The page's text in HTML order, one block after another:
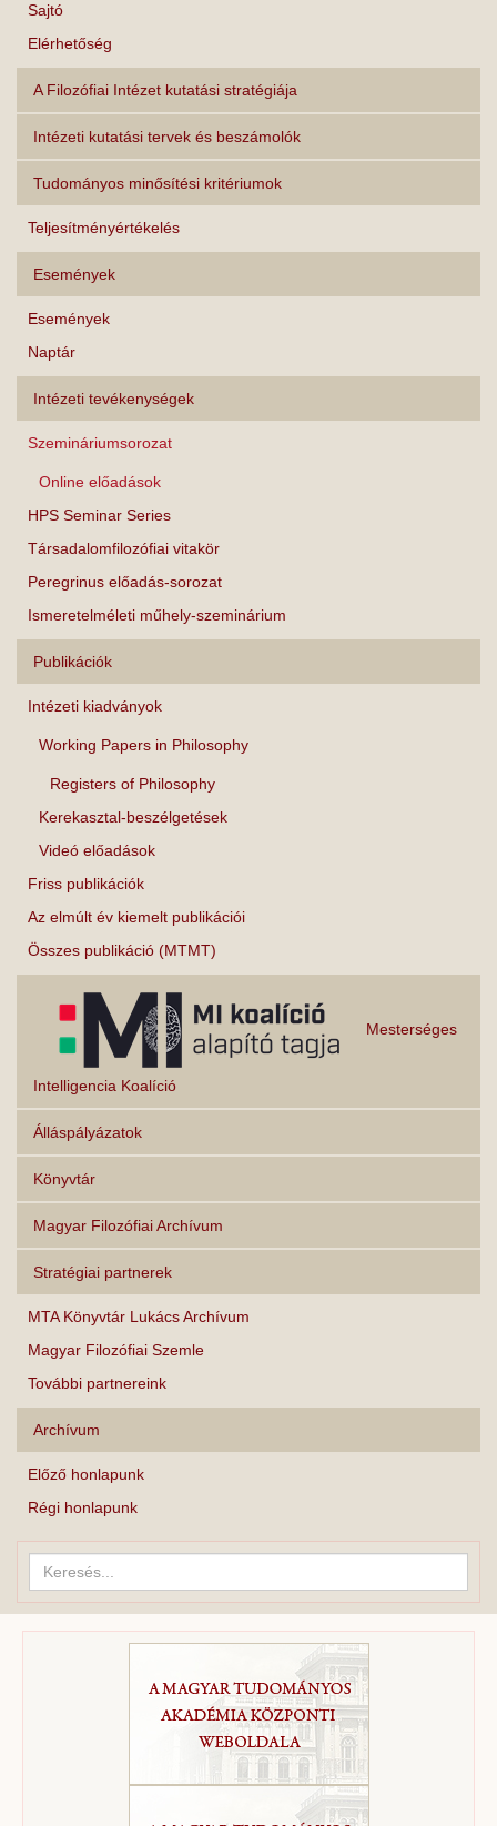
Sajtó
Elérhetőség
A Filozófiai Intézet kutatási stratégiája
Intézeti kutatási tervek és beszámolók
Tudományos minősítési kritériumok
Teljesítményértékelés
Események
Események
Naptár
Intézeti tevékenységek
Szemináriumsorozat
Online előadások
HPS Seminar Series
Társadalomfilozófiai vitakör
Peregrinus előadás-sorozat
Ismeretelméleti műhely-szeminárium
Publikációk
Intézeti kiadványok
Working Papers in Philosophy
Registers of Philosophy
Kerekasztal-beszélgetések
Videó előadások
Friss publikációk
Az elmúlt év kiemelt publikációi
Összes publikáció (MTMT)
Mesterséges
Intelligencia Koalíció
Álláspályázatok
Könyvtár
Magyar Filozófiai Archívum
Stratégiai partnerek
MTA Könyvtár Lukács Archívum
Magyar Filozófiai Szemle
További partnereink
Archívum
Előző honlapunk
Régi honlapunk
Keresés...